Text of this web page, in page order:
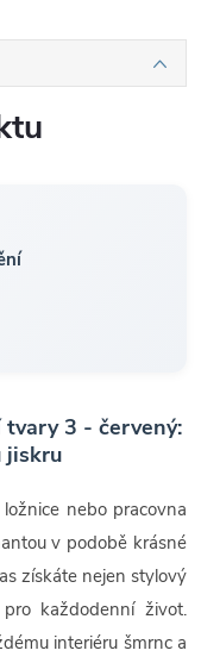
3 - červený:
jiskru
nebo pracovna
v podobě krásné
získáte nejen stylový
každodenní život.
interiéru šmrnc a